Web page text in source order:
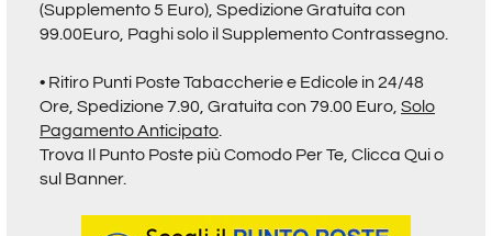
(Supplemento 5 Euro), Spedizione Gratuita con
99.00Euro, Paghi solo il Supplemento Contrassegno.
• Ritiro Punti Poste Tabaccherie e Edicole in 24/48
Ore, Spedizione 7.90, Gratuita con 79.00 Euro, Solo
Pagamento Anticipato.
Trova Il Punto Poste più Comodo Per Te, Clicca Qui o
sul Banner.